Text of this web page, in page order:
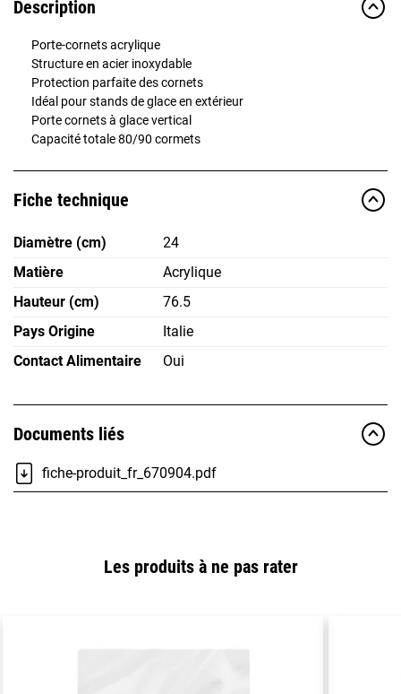
Description
Porte-cornets acrylique
Structure en acier inoxydable
Protection parfaite des cornets
Idéal pour stands de glace en extérieur
Porte cornets à glace vertical
Capacité totale 80/90 cormets
Fiche technique
Diamètre (cm)
24
Matière
Acrylique
Hauteur (cm)
76.5
Pays Origine
Italie
Contact Alimentaire
Oui
Documents liés
fiche-produit_fr_670904.pdf
Les produits à ne pas rater